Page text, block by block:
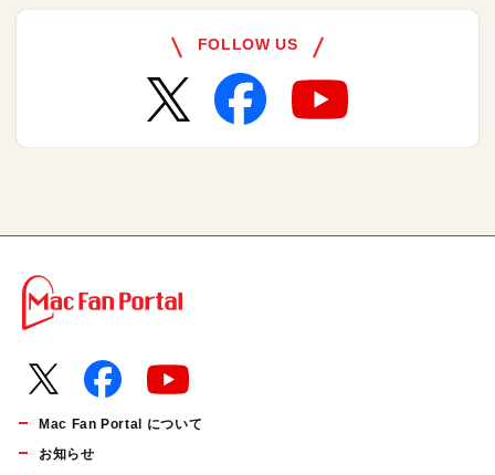
FOLLOW US
Mac Fan Portal について
お知らせ